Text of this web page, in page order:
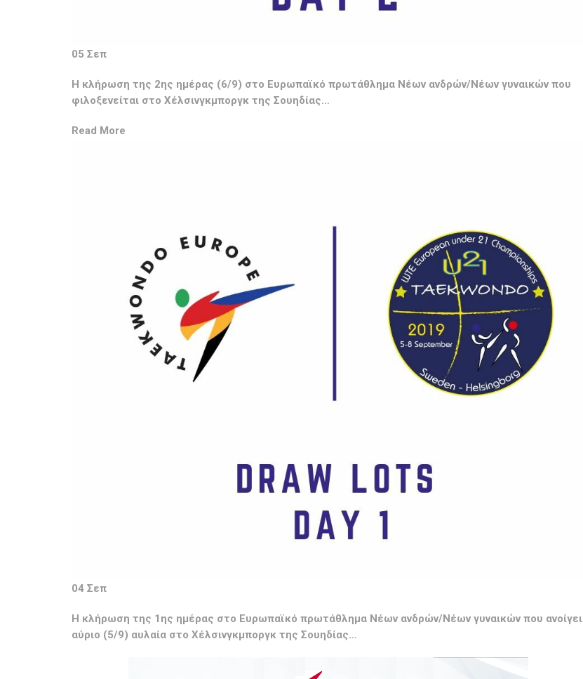
05 Σεπ
Η κλήρωση της 2ης ημέρας (6/9) στο Ευρωπαϊκό πρωτάθλημα Νέων ανδρών/Νέων γυναικών που
φιλοξενείται στο Χέλσινγκμποργκ της Σουηδίας…
Read More
04 Σεπ
Η κλήρωση της 1ης ημέρας στο Ευρωπαϊκό πρωτάθλημα Νέων ανδρών/Νέων γυναικών που ανοίγει
αύριο (5/9) αυλαία στο Χέλσινγκμποργκ της Σουηδίας…